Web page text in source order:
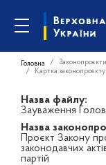
Головна
Картка
Назва файлу:
Зауваження
Назва
Проєкт Закону
законодавчих
партій